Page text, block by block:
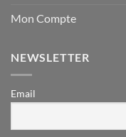
Mon Compte
NEWSLETTER
Email